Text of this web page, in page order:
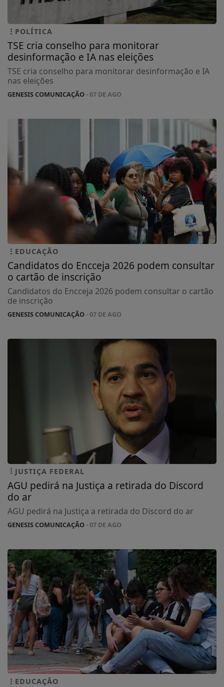
POLÍTICA
TSE cria conselho para monitorar
desinformação e IA nas eleições
TSE cria conselho para monitorar desinformação e IA
nas eleições
GENESIS COMUNICAÇÃO- 07 DE AGO
EDUCAÇÃO
Candidatos do Encceja 2026 podem consultar
o cartão de inscrição
Candidatos do Encceja 2026 podem consultar o cartão
de inscrição
GENESIS COMUNICAÇÃO- 07 DE AGO
JUSTIÇA FEDERAL
AGU pedirá na Justiça a retirada do Discord
do ar
AGU pedirá na Justiça a retirada do Discord do ar
GENESIS COMUNICAÇÃO- 07 DE AGO
EDUCAÇÃO